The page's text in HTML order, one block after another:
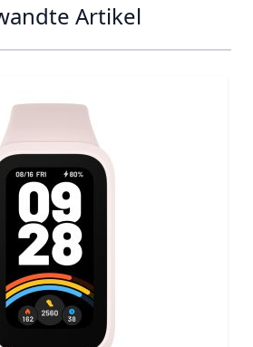
Artikel